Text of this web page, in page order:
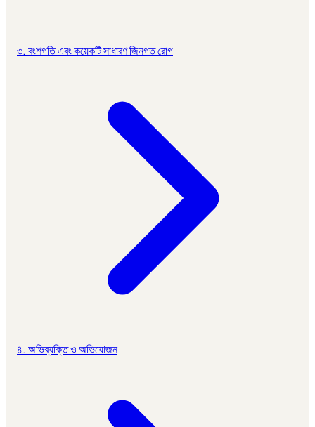
৩. বংশগতি এবং কয়েকটি সাধারণ জিনগত রোগ
৪. অভিব্যক্তি ও অভিযোজন